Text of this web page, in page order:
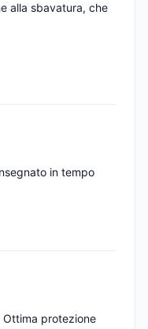
alla sbavatura, che
in tempo
Ottima protezione